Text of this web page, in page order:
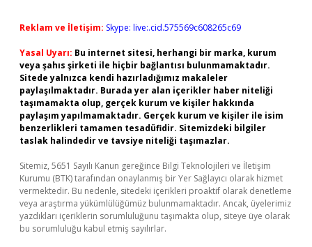
Reklam ve İletişim: Skype: live:.cid.575569c608265c69
Yasal Uyarı: Bu internet sitesi, herhangi bir marka, kurum
veya şahıs şirketi ile hiçbir bağlantısı bulunmamaktadır.
Sitede yalnızca kendi hazırladığımız makaleler
paylaşılmaktadır. Burada yer alan içerikler haber niteliği
taşımamakta olup, gerçek kurum ve kişiler hakkında
paylaşım yapılmamaktadır. Gerçek kurum ve kişiler ile isim
benzerlikleri tamamen tesadüfidir. Sitemizdeki bilgiler
taslak halindedir ve tavsiye niteliği taşımazlar.
Sitemiz, 5651 Sayılı Kanun gereğince Bilgi Teknolojileri ve İletişim
Kurumu (BTK) tarafından onaylanmış bir Yer Sağlayıcı olarak hizmet
vermektedir. Bu nedenle, sitedeki içerikleri proaktif olarak denetleme
veya araştırma yükümlülüğümüz bulunmamaktadır. Ancak, üyelerimiz
yazdıkları içeriklerin sorumluluğunu taşımakta olup, siteye üye olarak
bu sorumluluğu kabul etmiş sayılırlar.